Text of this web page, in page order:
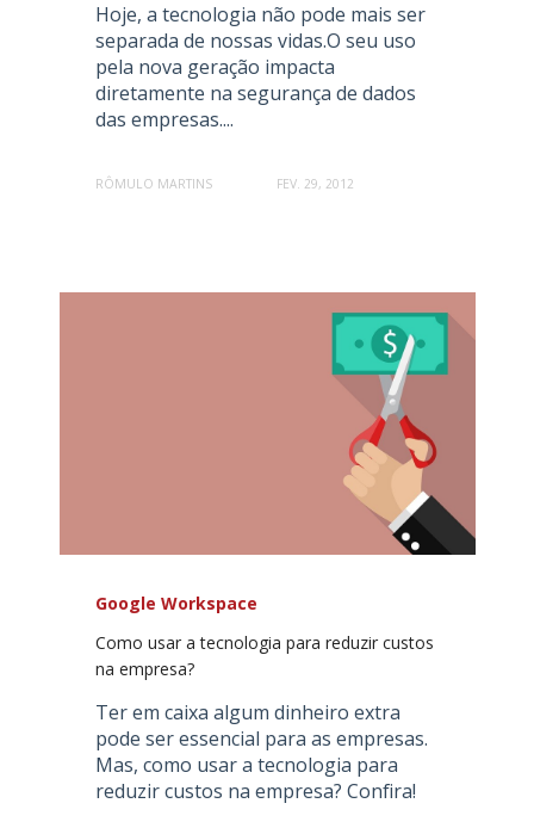
Hoje, a tecnologia não pode mais ser
separada de nossas vidas.O seu uso
pela nova geração impacta
diretamente na segurança de dados
das empresas....
RÔMULO MARTINS FEV. 29, 2012
Google Workspace
Como usar a tecnologia para reduzir custos
na empresa?
Ter em caixa algum dinheiro extra
pode ser essencial para as empresas.
Mas, como usar a tecnologia para
reduzir custos na empresa? Confira!